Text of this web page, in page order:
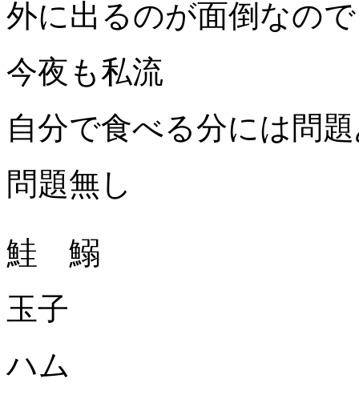
外に出るのが面倒なので
今夜も私流
自分で食べる分には問
問題無し
鮭 鰯
玉子
ハム